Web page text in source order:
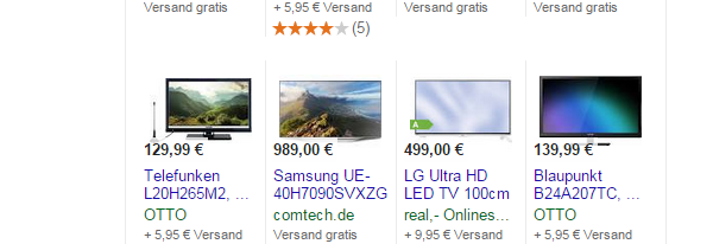
Top Ten Tipps für Google Analytics
Nützliche Tools
Glossar